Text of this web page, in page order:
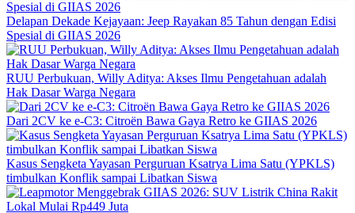
Delapan Dekade Kejayaan: Jeep Rayakan 85 Tahun dengan Edisi
Spesial di GIIAS 2026
RUU Perbukuan, Willy Aditya: Akses Ilmu Pengetahuan adalah
Hak Dasar Warga Negara
Dari 2CV ke e-C3: Citroën Bawa Gaya Retro ke GIIAS 2026
Kasus Sengketa Yayasan Perguruan Ksatrya Lima Satu (YPKLS)
timbulkan Konflik sampai Libatkan Siswa